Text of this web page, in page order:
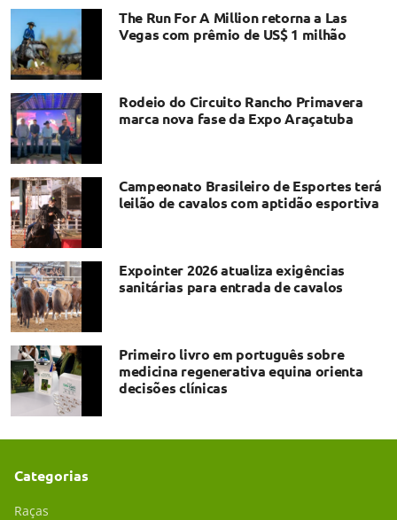
The Run For A Million retorna a Las
Vegas com prêmio de US$ 1 milhão
Rodeio do Circuito Rancho Primavera
marca nova fase da Expo Araçatuba
Campeonato Brasileiro de Esportes terá
leilão de cavalos com aptidão esportiva
Expointer 2026 atualiza exigências
sanitárias para entrada de cavalos
Primeiro livro em português sobre
medicina regenerativa equina orienta
decisões clínicas
Categorias
Raças